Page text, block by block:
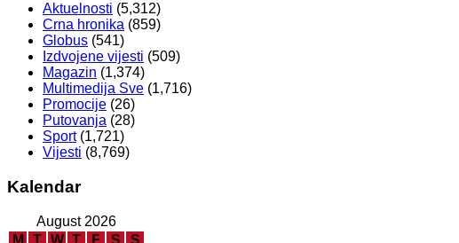
Aktuelnosti (5,312)
Crna hronika (859)
Globus (541)
Izdvojene vijesti (509)
Magazin (1,374)
Multimedija Sve (1,716)
Promocije (26)
Putovanja (28)
Sport(1,721)
Vijesti (8,769)
Kalendar
August 2026
M
T W T F S S